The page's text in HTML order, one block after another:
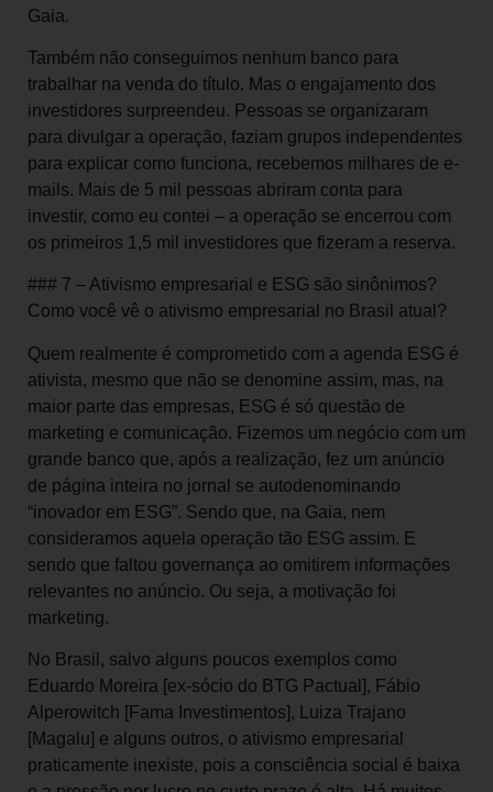
Gaia.
Também não conseguimos nenhum banco para
trabalhar na venda do título. Mas o engajamento dos
investidores surpreendeu. Pessoas se organizaram
para divulgar a operação, faziam grupos independentes
para explicar como funciona, recebemos milhares de e-
mails. Mais de 5 mil pessoas abriram conta para
investir, como eu contei – a operação se encerrou com
os primeiros 1,5 mil investidores que fizeram a reserva.
### 7 – Ativismo empresarial e ESG são sinônimos?
Como você vê o ativismo empresarial no Brasil atual?
Quem realmente é comprometido com a agenda ESG é
ativista, mesmo que não se denomine assim, mas, na
maior parte das empresas, ESG é só questão de
marketing e comunicação. Fizemos um negócio com um
grande banco que, após a realização, fez um anúncio
de página inteira no jornal se autodenominando
“inovador em ESG”. Sendo que, na Gaia, nem
consideramos aquela operação tão ESG assim. E
sendo que faltou governança ao omitirem informações
relevantes no anúncio. Ou seja, a motivação foi
marketing.
No Brasil, salvo alguns poucos exemplos como
Eduardo Moreira [ex-sócio do BTG Pactual], Fábio
Alperowitch [Fama Investimentos], Luiza Trajano
[Magalu] e alguns outros, o ativismo empresarial
praticamente inexiste, pois a consciência social é baixa